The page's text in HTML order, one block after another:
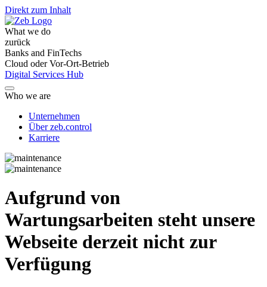
Direkt zum Inhalt
What we do
zurück
Banks and FinTechs
Cloud oder Vor-Ort-Betrieb
Digital Services Hub
Who we are
Unternehmen
Über zeb.control
Karriere
Aufgrund von
Wartungsarbeiten steht unsere
Webseite derzeit nicht zur
Verfügung